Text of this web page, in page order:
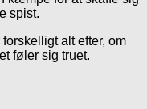
spist.
alt efter, om
føler sig truet.